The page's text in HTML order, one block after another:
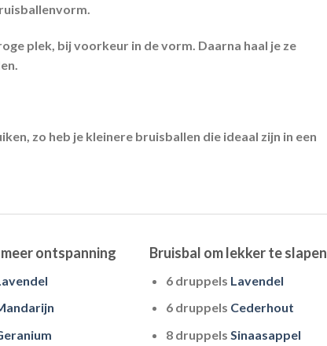
plek, bij voorkeur in de vorm. Daarna haal je ze
zo heb je kleinere bruisballen die ideaal zijn in een
ontspanning Bruisbal om lekker te slapen
6 druppels Lavendel
6 druppels Cederhout
8 druppels Sinaasappel